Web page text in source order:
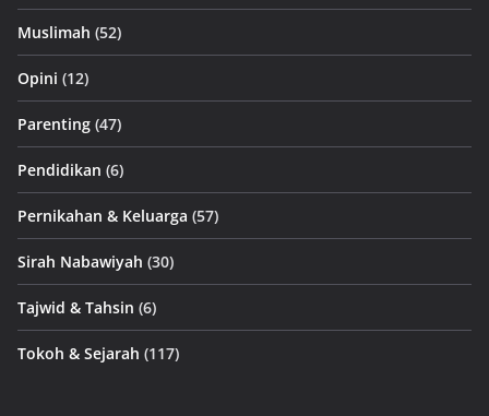
Muslimah (52)
Opini (12)
Parenting (47)
Pendidikan (6)
Pernikahan & Keluarga (57)
Sirah Nabawiyah (30)
Tajwid & Tahsin (6)
Tokoh & Sejarah (117)